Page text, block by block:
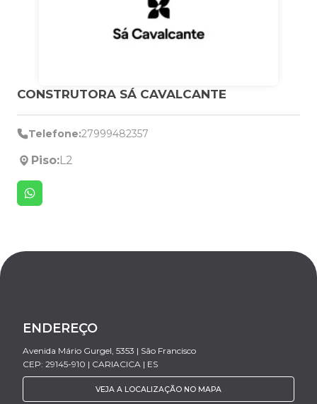
CONSTRUTORA SÁ CAVALCANTE
Telefone:27999482357
Piso:L2
ENDEREÇO
Avenida Mário Gurgel, 5353 | São Francisco
CEP: 29145-910 | CARIACICA | ES
VEJA A LOCALIZAÇÃO NO MAPA